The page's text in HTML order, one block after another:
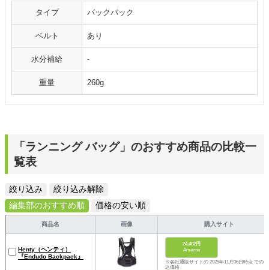
タイプ バックパック
ベルト あり
水分補給 -
重量 260g
「ランニング バッグ」のおすすめ商品の比較一
覧表
絞り込み
絞り込み解除
編集部のおすすめ順
価格の安い順
商品名 画像 購入サイト
Henty（ヘンティ）
『Endudo Backpack』
24,402円
Amazon
※各社通販サイトの 2025年11月06日時点 での税
込価格